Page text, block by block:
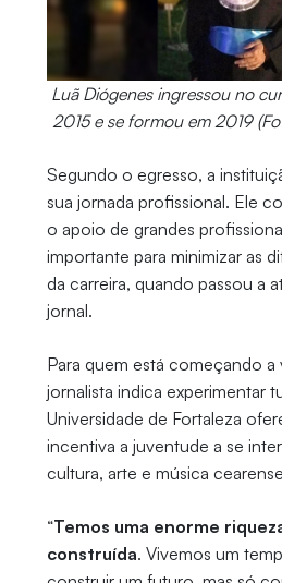
Luã Diógenes ingressou no
2015 e se formou em 2019
Segundo o egresso, a
sua jornada profissional. Ele
o apoio de grandes
importante para minimizar as
da carreira, quando passou a
jornal.
Para quem está começando a
jornalista indica experimentar
Universidade de Fortaleza
incentiva a juventude a se
cultura, arte e música
“Temos uma enorme
construída. Vivemos um